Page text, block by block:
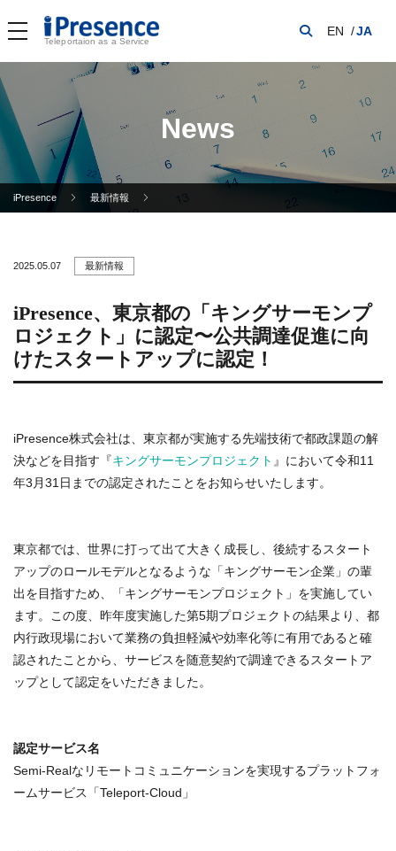
Teleportaion as a Service
EN JA
News
iPresence 最新情報
2025.05.07 最新情報
iPresence、東京都の「キングサーモンプ
ロジェクト」に認定〜公共調達促進に向
けたスタートアップに認定！
iPresence株式会社は、東京都が実施する先端技術で都政課題の解
決などを目指す『キングサーモンプロジェクト 』において令和11
年3月31日までの認定されたことをお知らせいたします。
東京都では、世界に打って出て大きく成長し、後続するスタート
アップのロールモデルとなるような「キングサーモン企業」の輩
出を目指すため、「キングサーモンプロジェクト」を実施してい
ます。この度、昨年度実施した第5期プロジェクトの結果より、都
内行政現場において業務の負担軽減や効率化等に有用であると確
認されたことから、サービスを随意契約で調達できるスタートア
ップとして認定をいただきました。
認定サービス名
Semi-Realなリモートコミュニケーションを実現するプラットフォ
ームサービス「Teleport-Cloud」